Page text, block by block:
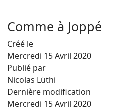
Comme à Joppé
Créé le
Mercredi 15 Avril 2020
Publié par
Nicolas Lüthi
Dernière modification
Mercredi 15 Avril 2020